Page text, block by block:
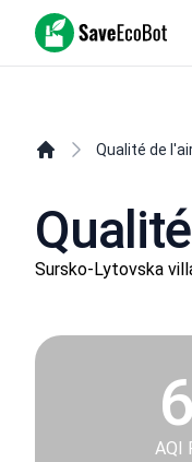
SaveEcoBot
Qualité de
Sursko-Lytovska
AQI